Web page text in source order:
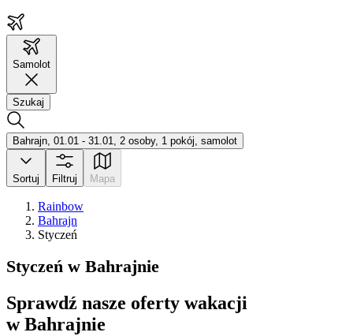
Samolot
Szukaj
Bahrajn, 01.01 - 31.01, 2 osoby, 1 pokój, samolot
Sortuj Filtruj Mapa
Rainbow
Bahrajn
Styczeń
Styczeń w Bahrajnie
Sprawdź nasze oferty wakacji
w Bahrajnie